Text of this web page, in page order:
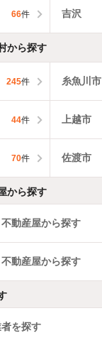
66件 吉沢
から探す
245件 糸魚川市
44件 上越市
70件 佐渡市
から探す
動産屋から探す
動産屋から探す
を探す